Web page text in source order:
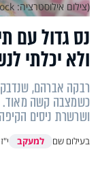
נס גדול עם
ולא יכלתי
רבקה אברהם,
כשמצבה קשה מאוד.
ושרשרת ניסים
בעילום שם למעקב
(צילום אילוסטרציה: shutterstock)